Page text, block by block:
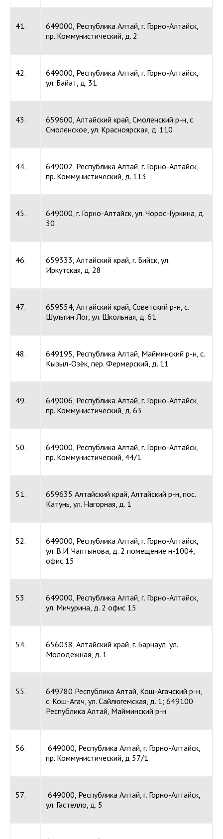
41.
649000, Республика Алтай, г. Горно-Алтайск,
пр. Коммунистический, д. 2
42.
649000, Республика Алтай, г. Горно-Алтайск,
ул. Байат, д. 31
43.
659600, Алтайский край, Смоленский р-н, с.
Смоленское, ул. Красноярская, д. 110
44.
649002, Республика Алтай, г. Горно-Алтайск,
пр. Коммунистический, д. 113
45.
649000, г. Горно-Алтайск, ул. Чорос-Гуркина, д.
30
46.
659333, Алтайский край, г. Бийск, ул.
Иркутская, д. 28
47.
659554, Алтайский край, Советский р-н, с.
Шульгин Лог, ул. Школьная, д. 61
48.
649195, Республика Алтай, Майминский р-н, с.
Кызыл-Озёк, пер. Фермерский, д. 11
49.
649006, Республика Алтай, г. Горно-Алтайск,
пр. Коммунистический, д. 63
50.
649000, Республика Алтай, г. Горно-Алтайск,
пр. Коммунистический, 44/1
51.
659635 Алтайский край, Алтайский р-н, пос.
Катунь, ул. Нагорная, д. 1
52.
649000, Республика Алтай, г. Горно-Алтайск,
ул. В.И. Чаптынова, д. 2 помещение н-1004,
офис 15
53.
649000, Республика Алтай, г. Горно-Алтайск,
ул. Мичурина, д. 2 офис 15
54.
656038, Алтайский край, г. Барнаул, ул.
Молодежная, д. 1
55.
649780 Республика Алтай, Кош-Агачский р-н,
с. Кош-Агач, ул. Сайлюгемская, д. 1; 649100
Республика Алтай, Майминский р-н
56.
649000, Республика Алтай, г. Горно-Алтайск,
пр. Коммунистический, д 57/1
57.
649000, Республика Алтай, г. Горно-Алтайск,
ул. Гастелло, д. 5